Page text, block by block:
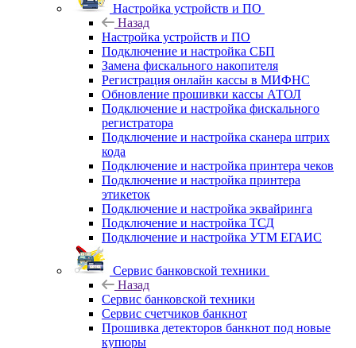
Настройка устройств и ПО
Назад
Настройка устройств и ПО
Подключение и настройка СБП
Замена фискального накопителя
Регистрация онлайн кассы в МИФНС
Обновление прошивки кассы АТОЛ
Подключение и настройка фискального
регистратора
Подключение и настройка сканера штрих
кода
Подключение и настройка принтера чеков
Подключение и настройка принтера
этикеток
Подключение и настройка эквайринга
Подключение и настройка ТСД
Подключение и настройка УТМ ЕГАИС
Сервис банковской техники
Назад
Сервис банковской техники
Сервис счетчиков банкнот
Прошивка детекторов банкнот под новые
купюры